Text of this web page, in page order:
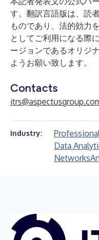
す。翻訳言語版は、読
ものであり、法的効力
としてご利用になる際
ージョンであるオリジ
ようお願い致します。
Contacts
Industry:
Data
Networks